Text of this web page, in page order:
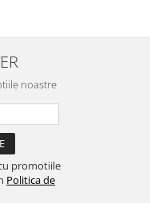
noastre
promotiile
Politica de